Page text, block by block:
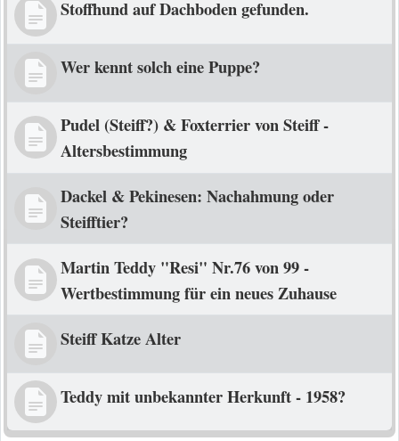
Stoffhund auf Dachboden gefunden.
Wer kennt solch eine Puppe?
Pudel (Steiff?) & Foxterrier von Steiff -
Altersbestimmung
Dackel & Pekinesen: Nachahmung oder
Steifftier?
Martin Teddy "Resi" Nr.76 von 99 -
Wertbestimmung für ein neues Zuhause
Steiff Katze Alter
Teddy mit unbekannter Herkunft - 1958?